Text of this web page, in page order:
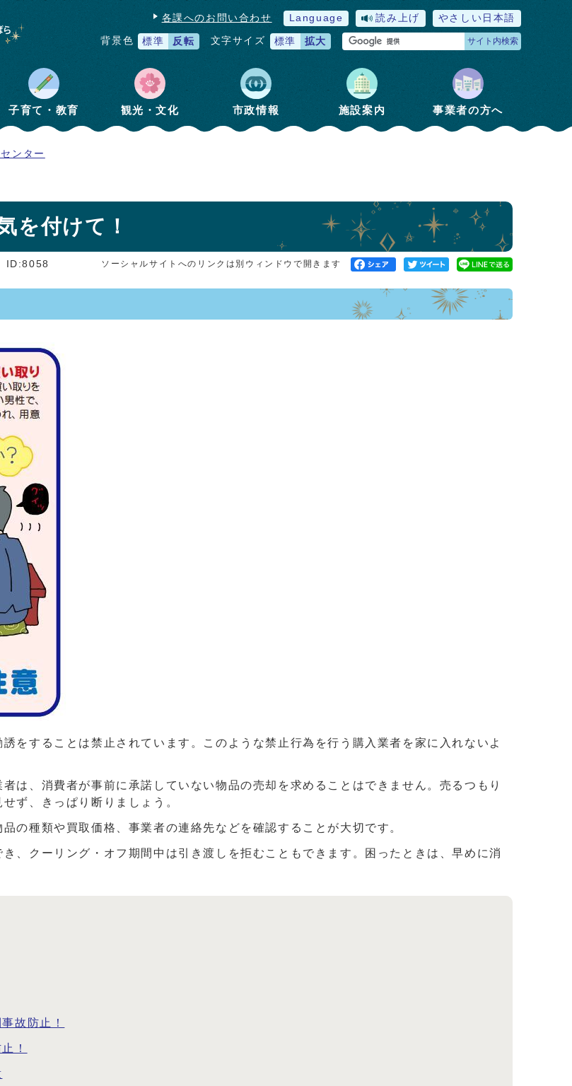
各課へのお問い合わせ Language 読み上げ やさしい日本語
背景色 標準 反転 文字サイズ 標準 拡大 サイト内検索
子育て・教育 観光・文化 市政情報 施設案内 事業者の方へ
ンター
を付けて！
ID:8058 ソーシャルサイトへのリンクは別ウィンドウで開きます
をすることは禁止されています。このような禁止行為を行う購入業者を家に入れないよ
は、消費者が事前に承諾していない物品の売却を求めることはできません。売るつもり
ず、きっぱり断りましょう。
の種類や買取価格、事業者の連絡先などを確認することが大切です。
、クーリング・オフ期間中は引き渡しを拒むこともできます。困ったときは、早めに消
故防止！
！